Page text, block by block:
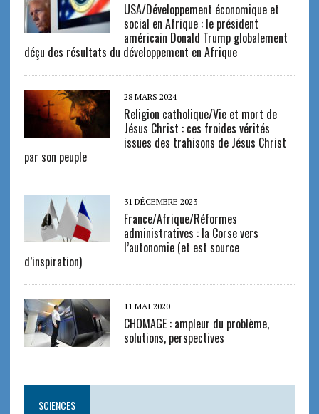
USA/Développement économique et
social en Afrique : le président
américain Donald Trump globalement
déçu des résultats du développement en Afrique
28 MARS 2024
Religion catholique/Vie et mort de
Jésus Christ : ces froides vérités
issues des trahisons de Jésus Christ
par son peuple
31 DÉCEMBRE 2023
France/Afrique/Réformes
administratives : la Corse vers
l’autonomie (et est source
d’inspiration)
11 MAI 2020
CHOMAGE : ampleur du problème,
solutions, perspectives
SCIENCES